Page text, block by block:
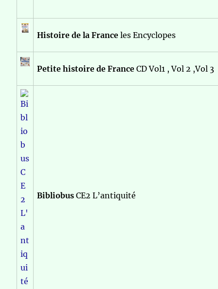
Histoire de la France les Encyclopes
Petite histoire de France CD Vol1 , Vol 2 ,Vol 3
Bibliobus CE2 L’antiquité